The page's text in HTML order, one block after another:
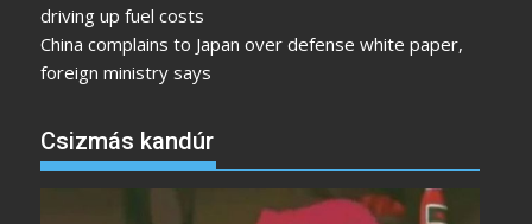
driving up fuel costs
China complains to Japan over defense white paper,
foreign ministry says
Csizmás kandúr